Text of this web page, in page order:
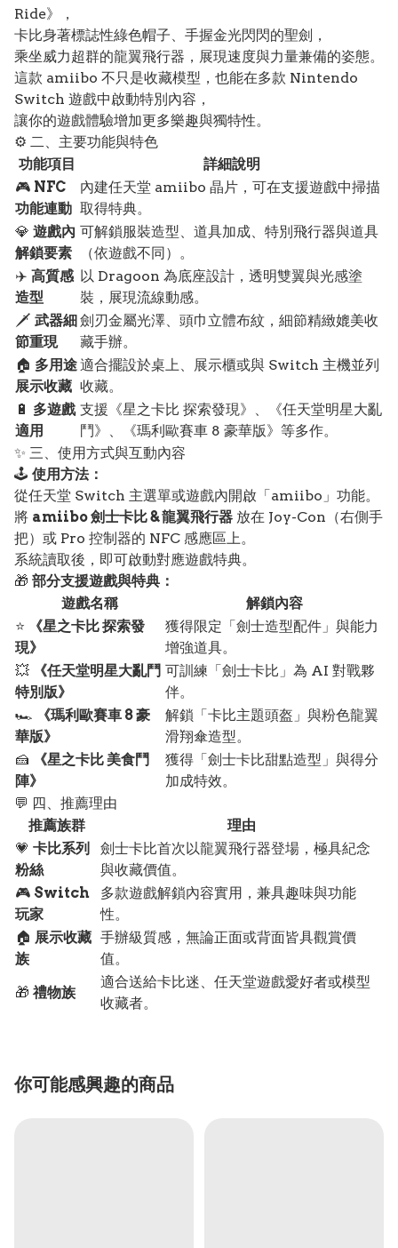
Ride》，
卡比身著標誌性綠色帽子、手握金光閃閃的聖劍，
乘坐威力超群的龍翼飛行器，展現速度與力量兼備的姿態。
這款 amiibo 不只是收藏模型，也能在多款 Nintendo
Switch 遊戲中啟動特別內容，
讓你的遊戲體驗增加更多樂趣與獨特性。
⚙️ 二、主要功能與特色
功能項目
詳細說明
🎮 NFC
功能連動
內建任天堂 amiibo 晶片，可在支援遊戲中掃描
取得特典。
💎 遊戲內
解鎖要素
可解鎖服裝造型、道具加成、特別飛行器與道具
（依遊戲不同）。
✈️ 高質感
造型
以 Dragoon 為底座設計，透明雙翼與光感塗
裝，展現流線動感。
🗡️ 武器細
節重現
劍刃金屬光澤、頭巾立體布紋，細節精緻媲美收
藏手辦。
🏠 多用途
展示收藏
適合擺設於桌上、展示櫃或與 Switch 主機並列
收藏。
🔋 多遊戲
適用
支援《星之卡比 探索發現》、《任天堂明星大亂
鬥》、《瑪利歐賽車 8 豪華版》等多作。
✨ 三、使用方式與互動內容
🕹️ 使用方法：
從任天堂 Switch 主選單或遊戲內開啟「amiibo」功能。
將 amiibo 劍士卡比 & 龍翼飛行器 放在 Joy-Con（右側手
把）或 Pro 控制器的 NFC 感應區上。
系統讀取後，即可啟動對應遊戲特典。
🎁 部分支援遊戲與特典：
遊戲名稱
解鎖內容
⭐
《星之卡比 探索發
現》
獲得限定「劍士造型配件」與能力
增強道具。
💥
《任天堂明星大亂鬥
特別版》
可訓練「劍士卡比」為 AI 對戰夥
伴。
🏎️
《瑪利歐賽車 8 豪
華版》
解鎖「卡比主題頭盔」與粉色龍翼
滑翔傘造型。
🍰
《星之卡比 美食鬥
陣》
獲得「劍士卡比甜點造型」與得分
加成特效。
💬 四、推薦理由
推薦族群
理由
💗 卡比系列
粉絲
劍士卡比首次以龍翼飛行器登場，極具紀念
與收藏價值。
🎮 Switch
玩家
多款遊戲解鎖內容實用，兼具趣味與功能
性。
🏠 展示收藏
族
手辦級質感，無論正面或背面皆具觀賞價
值。
🎁 禮物族
適合送給卡比迷、任天堂遊戲愛好者或模型
收藏者。
你可能感興趣的商品